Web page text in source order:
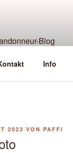
Info
2023 VON PAFFI